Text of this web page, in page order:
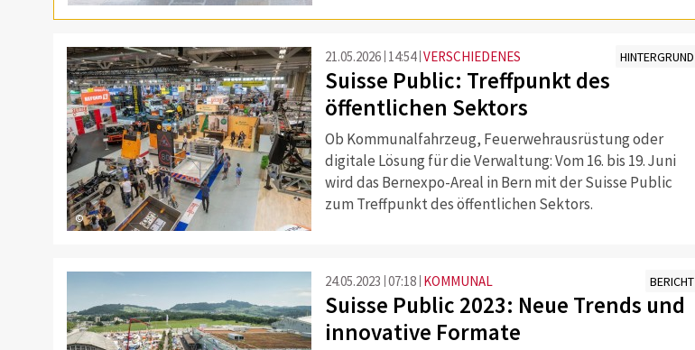
©
21.05.2026 14:54 VERSCHIEDENES HINTERGRUND
Suisse Public: Treffpunkt des
öffentlichen Sektors
Ob Kommunalfahrzeug, Feuerwehrausrüstung oder
digitale Lösung für die Verwaltung: Vom 16. bis 19. Juni
wird das Bernexpo-Areal in Bern mit der Suisse Public
zum Treffpunkt des öffentlichen Sektors.
24.05.2023 07:18 KOMMUNAL BERICHT
Suisse Public 2023: Neue Trends und
innovative Formate